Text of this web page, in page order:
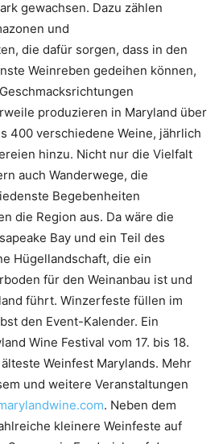
gewachsen. Dazu zählen
und
die dafür sorgen, dass in den
Weinreben gedeihen können,
produzieren in Maryland über
400 verschiedene Weine, jährlich
hinzu. Nicht nur die Vielfalt
auch Wanderwege, die
Begebenheiten
die Region aus. Da wäre die
Bay und ein Teil des
Hügellandschaft, die ein
für den Weinanbau ist und
führt. Winzerfeste füllen im
den Event-Kalender. Ein
Wine Festival vom 17. bis 18.
Weinfest Marylands. Mehr
und weitere Veranstaltungen
. Neben dem
kleinere Weinfeste auf